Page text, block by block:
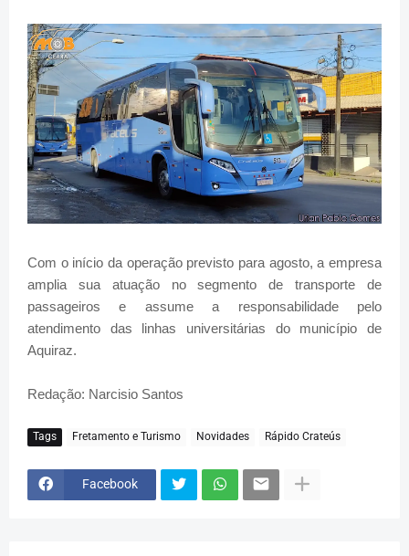
Com o início da operação previsto para agosto, a empresa
amplia sua atuação no segmento de transporte de
passageiros e assume a responsabilidade pelo
atendimento das linhas universitárias do município de
Aquiraz.
Redação: Narcisio Santos
Tags Fretamento e Turismo Novidades Rápido Crateús
Facebook